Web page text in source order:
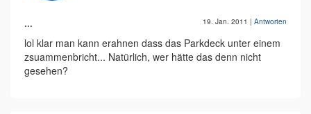
... 19. Jan. 2011 | Antworten
lol klar man kann erahnen dass das Parkdeck unter einem
zsuammenbricht... Natürlich, wer hätte das denn nicht
gesehen?